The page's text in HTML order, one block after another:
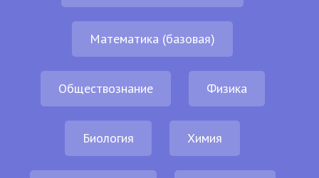
Математика (базовая)
Обществознание Физика
Биология Химия